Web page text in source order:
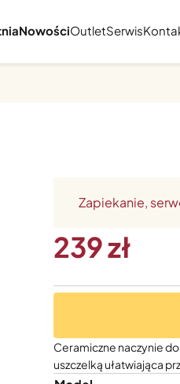
NowościOutletSerwis
Zapiekanie,
239
Ceramiczne naczynie
uszczelką ułatwiająca